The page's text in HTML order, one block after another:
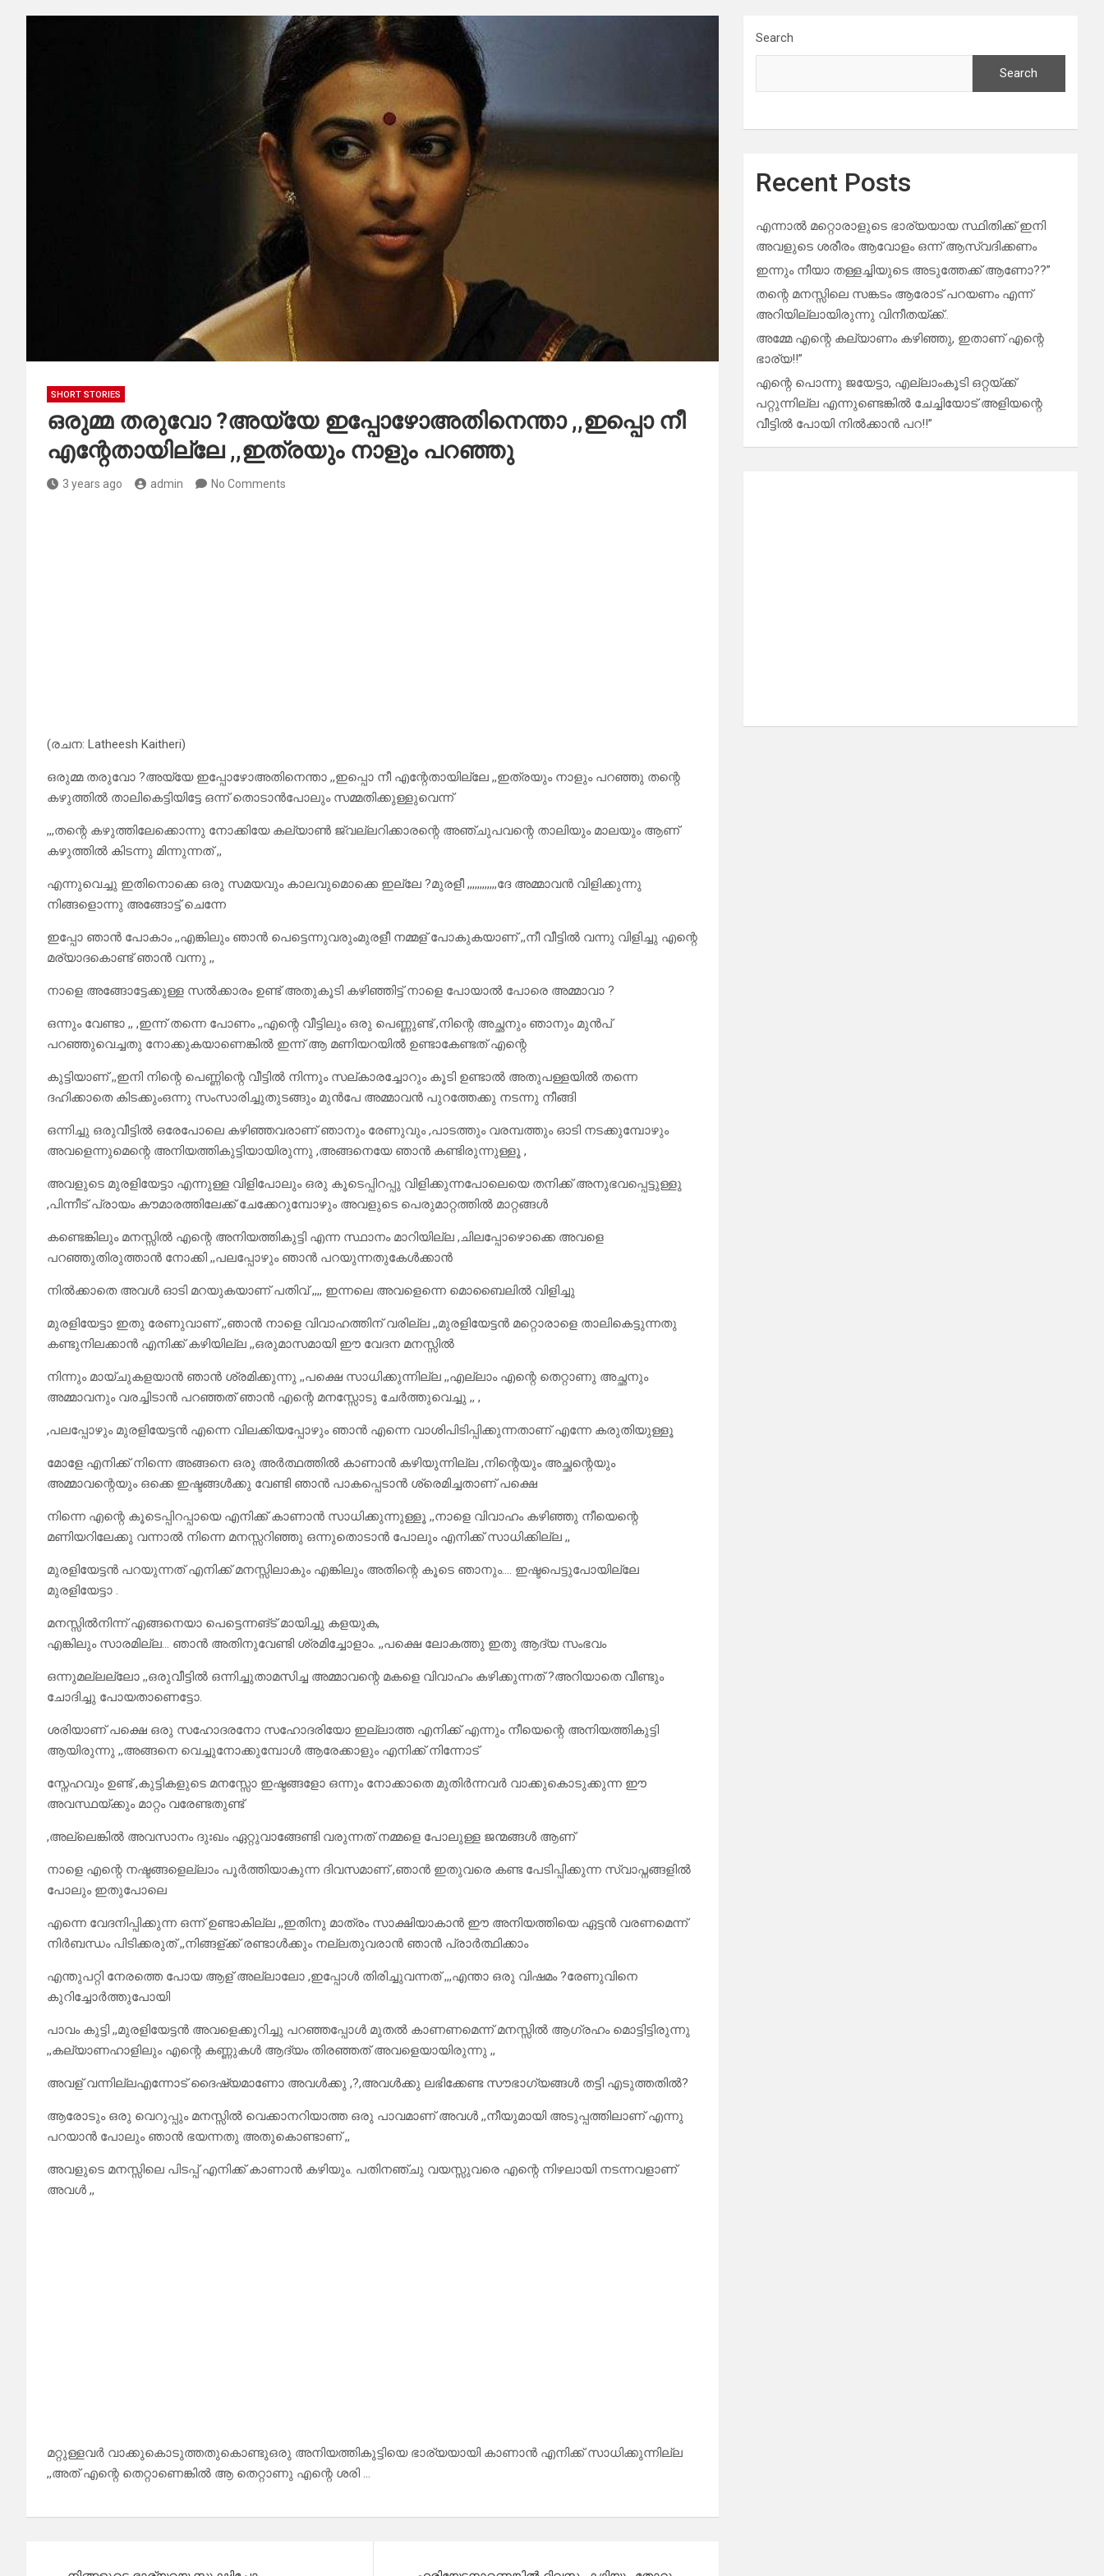
SHORT STORIES
ഒരുമ്മ തരുവോ ?അയ്യേ ഇപ്പോഴോഅതിനെന്താ ,,ഇപ്പൊ നീ
എന്റേതായില്ലേ ,,ഇത്രയും നാളും പറഞ്ഞു
3 years ago admin No Comments
(രചന: Latheesh Kaitheri)
ഒരുമ്മ തരുവോ ?അയ്യേ ഇപ്പോഴോഅതിനെന്താ ,,ഇപ്പൊ നീ എന്റേതായില്ലേ ,,ഇത്രയും നാളും പറഞ്ഞു തന്റെ
കഴുത്തിൽ താലികെട്ടിയിട്ടേ ഒന്ന് തൊടാൻപോലും സമ്മതിക്കുള്ളുവെന്ന്
,,,തന്റെ കഴുത്തിലേക്കൊന്നു നോക്കിയേ കല്യാൺ ജ്വല്ലറിക്കാരന്റെ അഞ്ചുപവന്റെ താലിയും മാലയും ആണ്
കഴുത്തിൽ കിടന്നു മിന്നുന്നത് ,,
എന്നുവെച്ചു ഇതിനൊക്കെ ഒരു സമയവും കാലവുമൊക്കെ ഇല്ലേ ?മുരളീ ,,,,,,,,,,,,ദേ അമ്മാവൻ വിളിക്കുന്നു
നിങ്ങളൊന്നു അങ്ങോട്ട് ചെന്നേ
ഇപ്പോ ഞാൻ പോകാം ,,എങ്കിലും ഞാൻ പെട്ടെന്നുവരുംമുരളീ നമ്മള് പോകുകയാണ് ,,നീ വീട്ടിൽ വന്നു വിളിച്ചു എന്റെ
മര്യാദകൊണ്ട് ഞാൻ വന്നു ,,
നാളെ അങ്ങോട്ടേക്കുള്ള സൽക്കാരം ഉണ്ട് അതുകൂടി കഴിഞ്ഞിട്ട് നാളെ പോയാൽ പോരെ അമ്മാവാ ?
ഒന്നും വേണ്ടാ ,, ,ഇന്ന് തന്നെ പോണം ,,എന്റെ വീട്ടിലും ഒരു പെണ്ണുണ്ട് ,നിന്റെ അച്ഛനും ഞാനും മുൻപ്
പറഞ്ഞുവെച്ചതു നോക്കുകയാണെങ്കിൽ ഇന്ന് ആ മണിയറയിൽ ഉണ്ടാകേണ്ടത് എന്റെ
കുട്ടിയാണ് ,,ഇനി നിന്റെ പെണ്ണിന്റെ വീട്ടിൽ നിന്നും സല്കാരച്ചോറും കൂടി ഉണ്ടാൽ അതുപള്ളയിൽ തന്നെ
ദഹിക്കാതെ കിടക്കുംഒന്നു സംസാരിച്ചുതുടങ്ങും മുൻപേ അമ്മാവൻ പുറത്തേക്കു നടന്നു നീങ്ങി
ഒന്നിച്ചു ഒരുവീട്ടിൽ ഒരേപോലെ കഴിഞ്ഞവരാണ് ഞാനും രേണുവും ,പാടത്തും വരമ്പത്തും ഓടി നടക്കുമ്പോഴും
അവളെന്നുമെന്റെ അനിയത്തികുട്ടിയായിരുന്നു ,അങ്ങനെയേ ഞാൻ കണ്ടിരുന്നുള്ളൂ ,
അവളുടെ മുരളിയേട്ടാ എന്നുള്ള വിളിപോലും ഒരു കൂടെപ്പിറപ്പു വിളിക്കുന്നപോലെയെ തനിക്ക് അനുഭവപ്പെട്ടുള്ളു
,പിന്നീട് പ്രായം കൗമാരത്തിലേക്ക് ചേക്കേറുമ്പോഴും അവളുടെ പെരുമാറ്റത്തിൽ മാറ്റങ്ങൾ
കണ്ടെങ്കിലും മനസ്സിൽ എന്റെ അനിയത്തികുട്ടി എന്ന സ്ഥാനം മാറിയില്ല ,ചിലപ്പോഴൊക്കെ അവളെ
പറഞ്ഞുതിരുത്താൻ നോക്കി ,,പലപ്പോഴും ഞാൻ പറയുന്നതുകേൾക്കാൻ
നിൽക്കാതെ അവൾ ഓടി മറയുകയാണ് പതിവ് ,,,, ഇന്നലെ അവളെന്നെ മൊബൈലിൽ വിളിച്ചു
മുരളിയേട്ടാ ഇതു രേണുവാണ് ,,ഞാൻ നാളെ വിവാഹത്തിന് വരില്ല ,,മുരളിയേട്ടൻ മറ്റൊരാളെ താലികെട്ടുന്നതു
കണ്ടുനിലക്കാൻ എനിക്ക് കഴിയില്ല ,,ഒരുമാസമായി ഈ വേദന മനസ്സിൽ
നിന്നും മായ്ചുകളയാൻ ഞാൻ ശ്രമിക്കുന്നു ,,പക്ഷെ സാധിക്കുന്നില്ല ,,എല്ലാം എന്റെ തെറ്റാണു അച്ഛനും
അമ്മാവനും വരച്ചിടാൻ പറഞ്ഞത് ഞാൻ എന്റെ മനസ്സോടു ചേർത്തുവെച്ചു ,, ,
,പലപ്പോഴും മുരളിയേട്ടൻ എന്നെ വിലക്കിയപ്പോഴും ഞാൻ എന്നെ വാശിപിടിപ്പിക്കുന്നതാണ് എന്നേ കരുതിയുള്ളൂ
മോളേ എനിക്ക് നിന്നെ അങ്ങനെ ഒരു അർത്ഥത്തിൽ കാണാൻ കഴിയുന്നില്ല ,നിന്റെയും അച്ഛന്റെയും
അമ്മാവന്റെയും ഒക്കെ ഇഷ്ടങ്ങൾക്കു വേണ്ടി ഞാൻ പാകപ്പെടാൻ ശ്രെമിച്ചതാണ് പക്ഷെ
നിന്നെ എന്റെ കൂടെപ്പിറപ്പായെ എനിക്ക് കാണാൻ സാധിക്കുന്നുള്ളൂ ,,നാളെ വിവാഹം കഴിഞ്ഞു നീയെന്റെ
മണിയറിലേക്കു വന്നാൽ നിന്നെ മനസ്സറിഞ്ഞു ഒന്നുതൊടാൻ പോലും എനിക്ക് സാധിക്കില്ല ,,
മുരളിയേട്ടൻ പറയുന്നത് എനിക്ക് മനസ്സിലാകും എങ്കിലും അതിന്റെ കൂടെ ഞാനും…. ഇഷ്ടപെട്ടുപോയില്ലേ
മുരളിയേട്ടാ .
മനസ്സിൽനിന്ന് എങ്ങനെയാ പെട്ടെന്നങ്ട് മായിച്ചു കളയുക,
എങ്കിലും സാരമില്ല… ഞാൻ അതിനുവേണ്ടി ശ്രമിച്ചോളാം. ,,പക്ഷെ ലോകത്തു ഇതു ആദ്യ സംഭവം
ഒന്നുമല്ലല്ലോ ,,ഒരുവീട്ടിൽ ഒന്നിച്ചുതാമസിച്ച അമ്മാവന്റെ മകളെ വിവാഹം കഴിക്കുന്നത് ?അറിയാതെ വീണ്ടും
ചോദിച്ചു പോയതാണെട്ടോ.
ശരിയാണ് പക്ഷെ ഒരു സഹോദരനോ സഹോദരിയോ ഇല്ലാത്ത എനിക്ക് എന്നും നീയെന്റെ അനിയത്തികുട്ടി
ആയിരുന്നു ,,അങ്ങനെ വെച്ചുനോക്കുമ്പോൾ ആരേക്കാളും എനിക്ക് നിന്നോട്
സ്നേഹവും ഉണ്ട് ,കുട്ടികളുടെ മനസ്സോ ഇഷ്ടങ്ങളോ ഒന്നും നോക്കാതെ മുതിർന്നവർ വാക്കുകൊടുക്കുന്ന ഈ
അവസ്ഥയ്ക്കും മാറ്റം വരേണ്ടതുണ്ട്
,അല്ലെങ്കിൽ അവസാനം ദുഃഖം ഏറ്റുവാങ്ങേണ്ടി വരുന്നത് നമ്മളെ പോലുള്ള ജന്മങ്ങൾ ആണ്
നാളെ എന്റെ നഷ്ടങ്ങളെല്ലാം പൂർത്തിയാകുന്ന ദിവസമാണ് ,ഞാൻ ഇതുവരെ കണ്ട പേടിപ്പിക്കുന്ന സ്വാപ്നങ്ങളിൽ
പോലും ഇതുപോലെ
എന്നെ വേദനിപ്പിക്കുന്ന ഒന്ന് ഉണ്ടാകില്ല ,,ഇതിനു മാത്രം സാക്ഷിയാകാൻ ഈ അനിയത്തിയെ ഏട്ടൻ വരണമെന്ന്
നിർബന്ധം പിടിക്കരുത് ,,നിങ്ങള്ക്ക് രണ്ടാൾക്കും നല്ലതുവരാൻ ഞാൻ പ്രാർത്ഥിക്കാം
എന്തുപറ്റി നേരത്തെ പോയ ആള് അല്ലാലോ ,ഇപ്പോൾ തിരിച്ചുവന്നത് ,,,എന്താ ഒരു വിഷമം ?രേണുവിനെ
കുറിച്ചോർത്തുപോയി
പാവം കുട്ടി ,,മുരളിയേട്ടൻ അവളെക്കുറിച്ചു പറഞ്ഞപ്പോൾ മുതൽ കാണണമെന്ന് മനസ്സിൽ ആഗ്രഹം മൊട്ടിട്ടിരുന്നു
,,കല്യാണഹാളിലും എന്റെ കണ്ണുകൾ ആദ്യം തിരഞ്ഞത് അവളെയായിരുന്നു ,,
അവള് വന്നില്ലഎന്നോട് ദൈഷ്യമാണോ അവൾക്കു ,?,അവൾക്കു ലഭിക്കേണ്ട സൗഭാഗ്യങ്ങൾ തട്ടി എടുത്തതിൽ?
ആരോടും ഒരു വെറുപ്പും മനസ്സിൽ വെക്കാനറിയാത്ത ഒരു പാവമാണ് അവൾ ,,നീയുമായി അടുപ്പത്തിലാണ് എന്നു
പറയാൻ പോലും ഞാൻ ഭയന്നതു അതുകൊണ്ടാണ് ,,
അവളുടെ മനസ്സിലെ പിടപ്പ് എനിക്ക് കാണാൻ കഴിയും. പതിനഞ്ചു വയസ്സുവരെ എന്റെ നിഴലായി നടന്നവളാണ്
അവൾ ,,
മറ്റുള്ളവർ വാക്കുകൊടുത്തതുകൊണ്ടുഒരു അനിയത്തികുട്ടിയെ ഭാര്യയായി കാണാൻ എനിക്ക് സാധിക്കുന്നില്ല
,,അത് എന്റെ തെറ്റാണെങ്കിൽ ആ തെറ്റാണു എന്റെ ശരി …
Search
Search
Recent Posts
എന്നാൽ മറ്റൊരാളുടെ ഭാര്യയായ സ്ഥിതിക്ക് ഇനി
അവളുടെ ശരീരം ആവോളം ഒന്ന് ആസ്വദിക്കണം
ഇന്നും നീയാ തള്ളച്ചിയുടെ അടുത്തേക്ക് ആണോ??”
തന്റെ മനസ്സിലെ സങ്കടം ആരോട് പറയണം എന്ന്
അറിയില്ലായിരുന്നു വിനീതയ്ക്ക്..
അമ്മേ എന്റെ കല്യാണം കഴിഞ്ഞു, ഇതാണ് എന്റെ
ഭാര്യ!!”
എന്റെ പൊന്നു ജയേട്ടാ, എല്ലാംകൂടി ഒറ്റയ്ക്ക്
പറ്റുന്നില്ല എന്നുണ്ടെങ്കിൽ ചേച്ചിയോട് അളിയന്റെ
വീട്ടിൽ പോയി നിൽക്കാൻ പറ!!”